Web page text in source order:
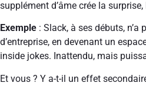
supplément d’âme crée la
Exemple : Slack, à ses débuts,
d’entreprise, en devenant un
inside jokes. Inattendu, mais
Et vous ? Y a-t-il un effet